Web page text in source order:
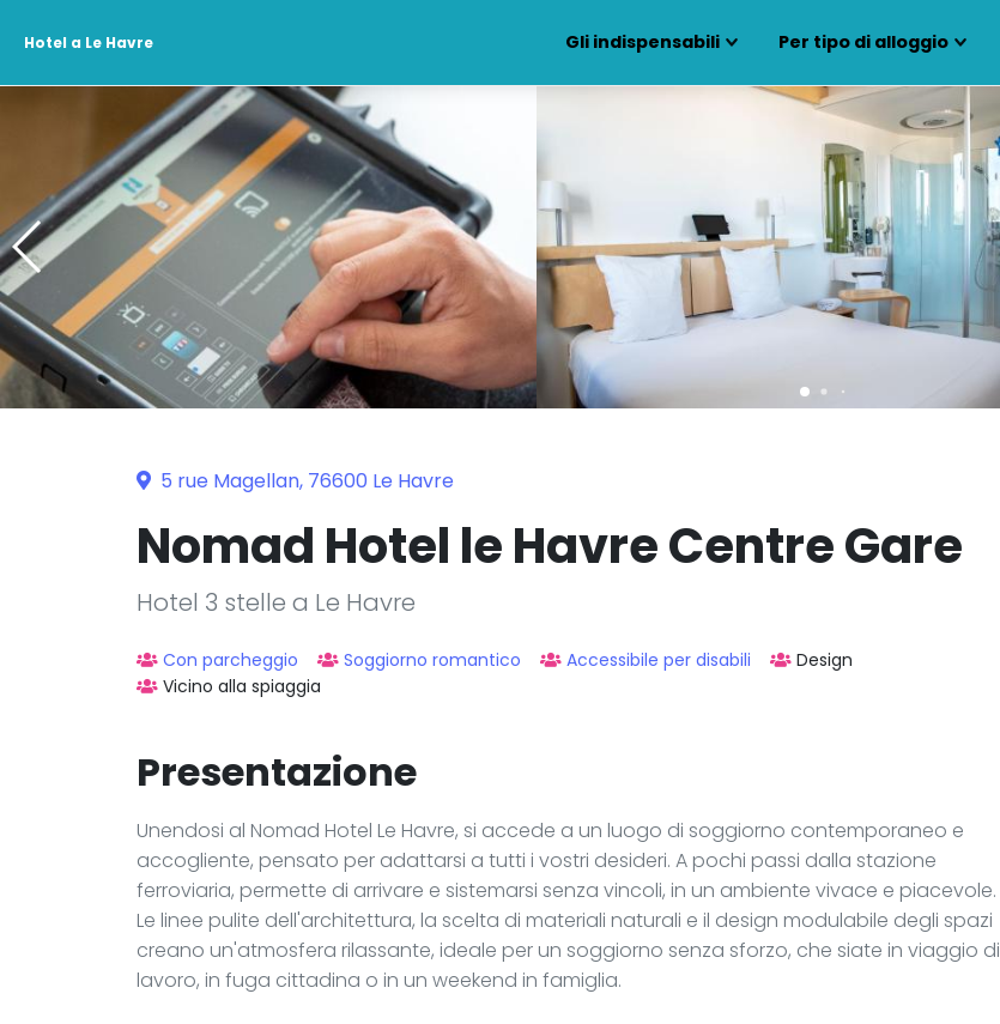
Hotel a Le Havre Gli indispensabili Per tipo di alloggio
5 rue Magellan, 76600 Le Havre
Nomad Hotel le Havre Centre Gare
Hotel 3 stelle a Le Havre
Con parcheggio Soggiorno romantico Accessibile per disabili
Design
Vicino alla spiaggia
Presentazione
Unendosi al Nomad Hotel Le Havre, si accede a un luogo di soggiorno contemporaneo e
accogliente, pensato per adattarsi a tutti i vostri desideri. A pochi passi dalla stazione
ferroviaria, permette di arrivare e sistemarsi senza vincoli, in un ambiente vivace e piacevole.
Le linee pulite dell'architettura, la scelta di materiali naturali e il design modulabile degli spazi
creano un'atmosfera rilassante, ideale per un soggiorno senza sforzo, che siate in viaggio di
lavoro, in fuga cittadina o in un weekend in famiglia.